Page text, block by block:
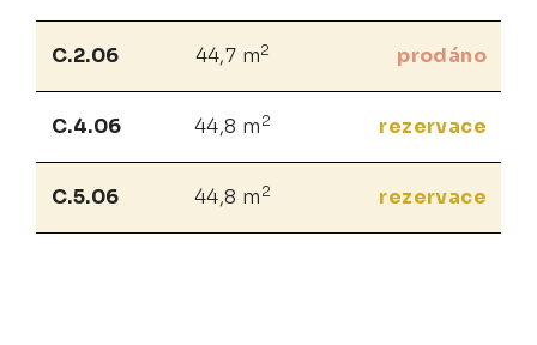
C.2.06 44,7 m2 prodáno
C.4.06 44,8 m 2 rezervace
C.5.06 44,8 m 2 rezervace